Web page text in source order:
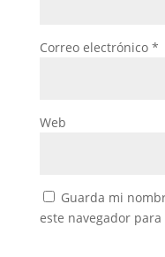
Correo electrónico *
Web
Guarda mi
este navegador